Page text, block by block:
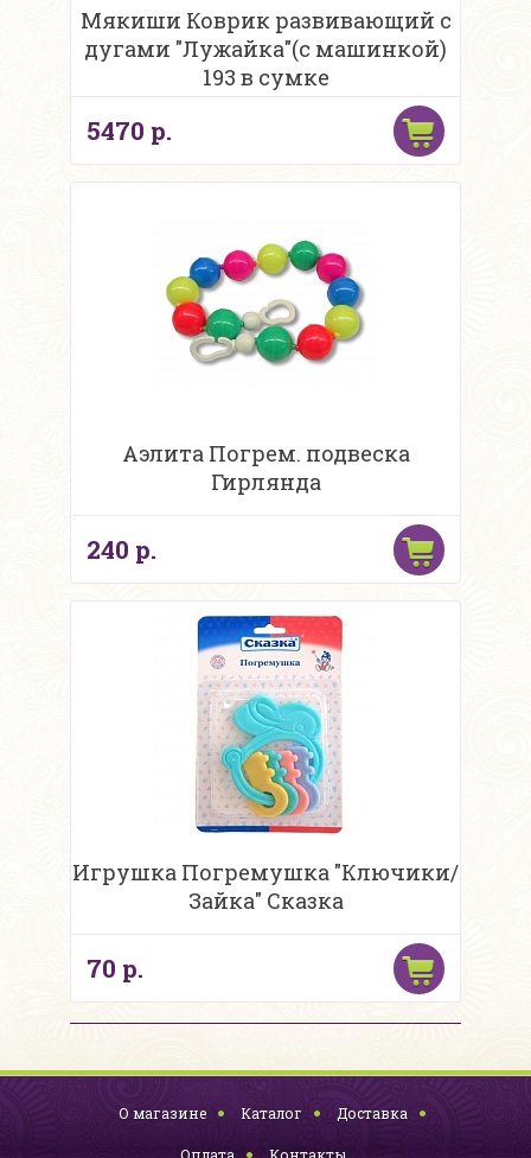
Мякиши Коврик развивающий с
дугами "Лужайка"(с машинкой)
193 в сумке
5470 р.
Аэлита Погрем. подвеска
Гирлянда
240 р.
Игрушка Погремушка "Ключики/
Зайка" Сказка
70 р.
О магазине Каталог Доставка